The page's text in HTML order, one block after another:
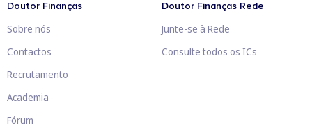
Doutor Finanças
Sobre nós
Contactos
Recrutamento
Academia
Fórum
Doutor Finanças Rede
Junte-se à Rede
Consulte todos os ICs